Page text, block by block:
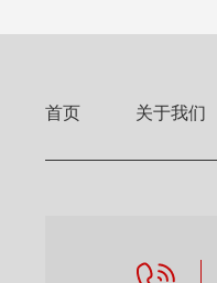
首页 关于我们